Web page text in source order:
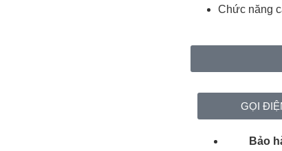
Chức năng
GỌI
Bảo